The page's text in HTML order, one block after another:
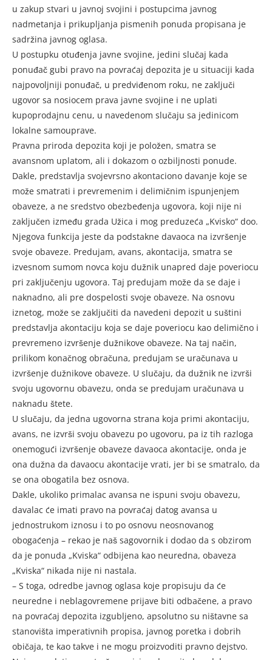
u zakup stvari u javnoj svojini i postupcima javnog
nadmetanja i prikupljanja pismenih ponuda propisana je
sadržina javnog oglasa.
U postupku otuđenja javne svojine, jedini slučaj kada
ponuđač gubi pravo na povraćaj depozita je u situaciji kada
najpovoljniji ponuđač, u predviđenom roku, ne zaključi
ugovor sa nosiocem prava javne svojine i ne uplati
kupoprodajnu cenu, u navedenom slučaju sa jedinicom
lokalne samouprave.
Pravna priroda depozita koji je položen, smatra se
avansnom uplatom, ali i dokazom o ozbiljnosti ponude.
Dakle, predstavlja svojevrsno akontaciono davanje koje se
može smatrati i prevremenim i delimičnim ispunjenjem
obaveze, a ne sredstvo obezbeđenja ugovora, koji nije ni
zaključen između grada Užica i mog preduzeća „Kvisko“ doo.
Njegova funkcija jeste da podstakne davaoca na izvršenje
svoje obaveze. Predujam, avans, akontacija, smatra se
izvesnom sumom novca koju dužnik unapred daje poveriocu
pri zaključenju ugovora. Taj predujam može da se daje i
naknadno, ali pre dospelosti svoje obaveze. Na osnovu
iznetog, može se zaključiti da navedeni depozit u suštini
predstavlja akontaciju koja se daje poveriocu kao delimično i
prevremeno izvršenje dužnikove obaveze. Na taj način,
prilikom konačnog obračuna, predujam se uračunava u
izvršenje dužnikove obaveze. U slučaju, da dužnik ne izvrši
svoju ugovornu obavezu, onda se predujam uračunava u
naknadu štete.
U slučaju, da jedna ugovorna strana koja primi akontaciju,
avans, ne izvrši svoju obavezu po ugovoru, pa iz tih razloga
onemogući izvršenje obaveze davaoca akontacije, onda je
ona dužna da davaocu akontacije vrati, jer bi se smatralo, da
se ona obogatila bez osnova.
Dakle, ukoliko primalac avansa ne ispuni svoju obavezu,
davalac će imati pravo na povraćaj datog avansa u
jednostrukom iznosu i to po osnovu neosnovanog
obogaćenja – rekao je naš sagovornik i dodao da s obzirom
da je ponuda „Kviska“ odbijena kao neuredna, obaveza
„Kviska“ nikada nije ni nastala.
– S toga, odredbe javnog oglasa koje propisuju da će
neuredne i neblagovremene prijave biti odbačene, a pravo
na povraćaj depozita izgubljeno, apsolutno su ništavne sa
stanovišta imperativnih propisa, javnog poretka i dobrih
običaja, te kao takve i ne mogu proizvoditi pravno dejstvo.